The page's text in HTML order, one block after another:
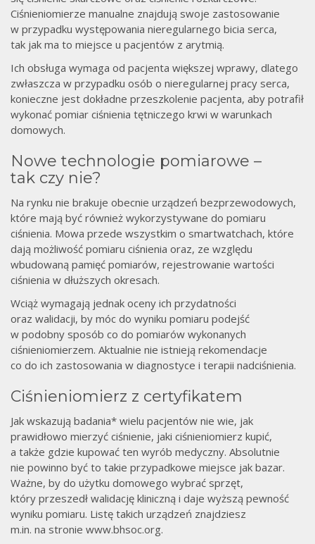
Ciśnieniomierze manualne znajdują swoje zastosowanie
w przypadku występowania nieregularnego bicia serca,
tak jak ma to miejsce u pacjentów z arytmią.
Ich obsługa wymaga od pacjenta większej wprawy, dlatego
zwłaszcza w przypadku osób o nieregularnej pracy serca,
konieczne jest dokładne przeszkolenie pacjenta, aby potrafił
wykonać pomiar ciśnienia tętniczego krwi w warunkach
domowych.
Nowe technologie pomiarowe –
tak czy nie?
Na rynku nie brakuje obecnie urządzeń bezprzewodowych,
które mają być również wykorzystywane do pomiaru
ciśnienia. Mowa przede wszystkim o smartwatchach, które
dają możliwość pomiaru ciśnienia oraz, ze względu
wbudowaną pamięć pomiarów, rejestrowanie wartości
ciśnienia w dłuższych okresach.
Wciąż wymagają jednak oceny ich przydatności
oraz walidacji, by móc do wyniku pomiaru podejść
w podobny sposób co do pomiarów wykonanych
ciśnieniomierzem. Aktualnie nie istnieją rekomendacje
co do ich zastosowania w diagnostyce i terapii nadciśnienia.
Ciśnieniomierz z certyfikatem
Jak wskazują badania* wielu pacjentów nie wie, jak
prawidłowo mierzyć ciśnienie, jaki ciśnieniomierz kupić,
a także gdzie kupować ten wyrób medyczny. Absolutnie
nie powinno być to takie przypadkowe miejsce jak bazar.
Ważne, by do użytku domowego wybrać sprzęt,
który przeszedł walidację kliniczną i daje wyższą pewność
wyniku pomiaru. Listę takich urządzeń znajdziesz
m.in. na stronie www.bhsoc.org.